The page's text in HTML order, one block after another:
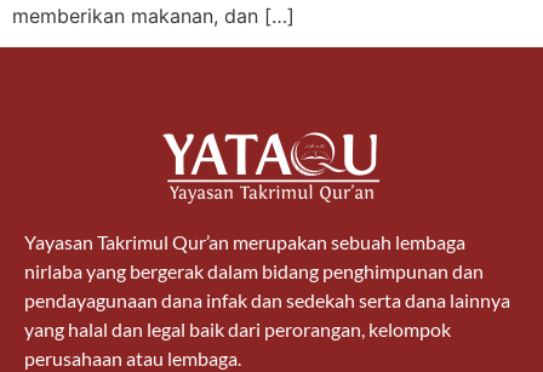
memberikan makanan, dan […]
Yayasan Takrimul Qur’an merupakan sebuah lembaga
nirlaba yang bergerak dalam bidang penghimpunan dan
pendayagunaan dana infak dan sedekah serta dana lainnya
yang halal dan legal baik dari perorangan, kelompok
perusahaan atau lembaga.